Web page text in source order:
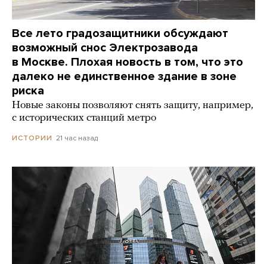
Все лето градозащитники обсуждают
возможный снос Электрозавода
в Москве. Плохая новость в том, что это
далеко не единственное здание в зоне
риска
Новые законы позволяют снять защиту, например,
с исторических станций метро
ИСТОРИИ 21 час назад